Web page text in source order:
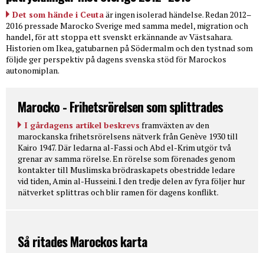
Det som hände i Ceutaär ingen isolerad händelse. Redan 2012–
2016 pressade Marocko Sverige med samma medel, migration och
handel, för att stoppa ett svenskt erkännande av Västsahara.
Historien om Ikea, gatubarnen på Södermalm och den tystnad som
följde ger perspektiv på dagens svenska stöd för Marockos
autonomiplan.
Marocko - Frihetsrörelsen som splittrades
I gårdagens artikel beskrevs framväxten av den
marockanska frihetsrörelsens nätverk från Genève 1930 till
Kairo 1947. Där ledarna al-Fassi och Abd el-Krim utgör två
grenar av samma rörelse. En rörelse som förenades genom
kontakter till Muslimska brödraskapets obestridde ledare
vid tiden, Amin al-Husseini. I den tredje delen av fyra följer hur
nätverket splittras och blir ramen för dagens konflikt.
Så ritades Marockos karta